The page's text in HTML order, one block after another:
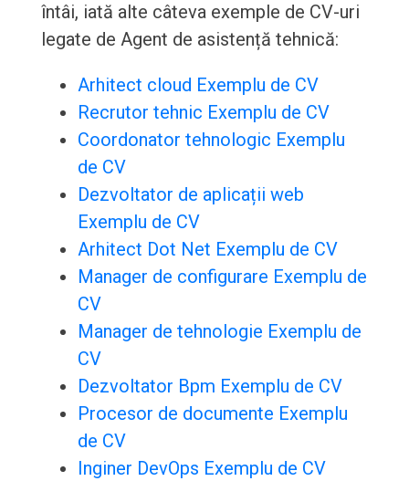
întâi, iată alte câteva exemple de CV-uri
legate de Agent de asistență tehnică:
Arhitect cloud Exemplu de CV
Recrutor tehnic Exemplu de CV
Coordonator tehnologic Exemplu
de CV
Dezvoltator de aplicații web
Exemplu de CV
Arhitect Dot Net Exemplu de CV
Manager de configurare Exemplu de
CV
Manager de tehnologie Exemplu de
CV
Dezvoltator Bpm Exemplu de CV
Procesor de documente Exemplu
de CV
Inginer DevOps Exemplu de CV